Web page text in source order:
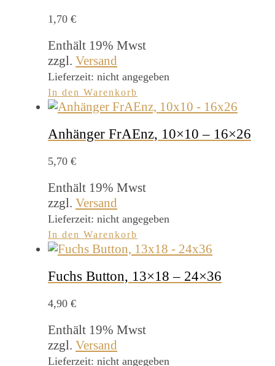
1,70 €
Enthält 19% Mwst
zzgl. Versand
Lieferzeit: nicht angegeben
In den Warenkorb
Anhänger FrAEnz, 10×10 – 16×26
5,70 €
Enthält 19% Mwst
zzgl. Versand
Lieferzeit: nicht angegeben
In den Warenkorb
Fuchs Button, 13×18 – 24×36
4,90 €
Enthält 19% Mwst
zzgl. Versand
Lieferzeit: nicht angegeben